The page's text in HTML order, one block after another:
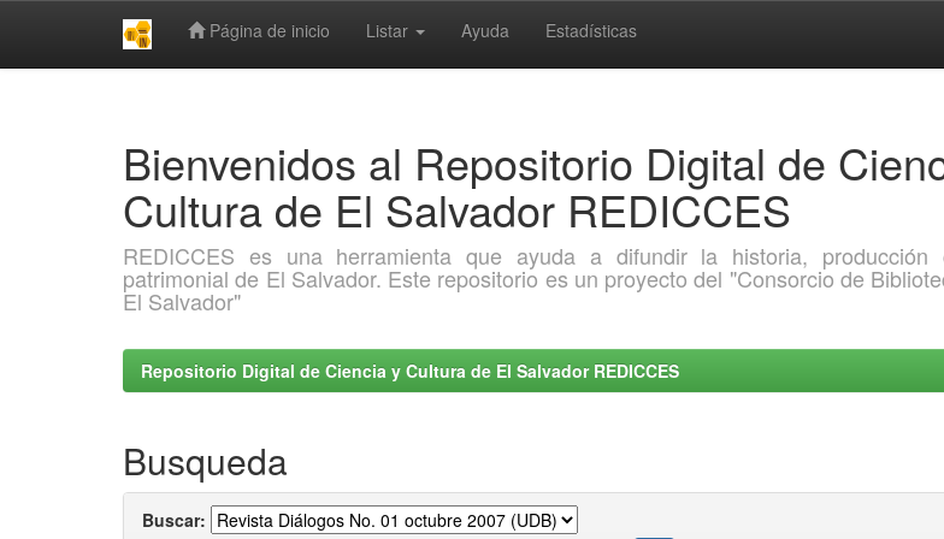
Página de inicio Listar Ayuda Estadísticas
Bienvenidos al Repositorio Digital de
Cultura de El Salvador REDICCES
REDICCES es una herramienta que ayuda a difundir la historia, producción
patrimonial de El Salvador. Este repositorio es un proyecto del "Consorcio de
El Salvador"
Repositorio Digital de Ciencia y Cultura de El Salvador REDICCES
Busqueda
Buscar: